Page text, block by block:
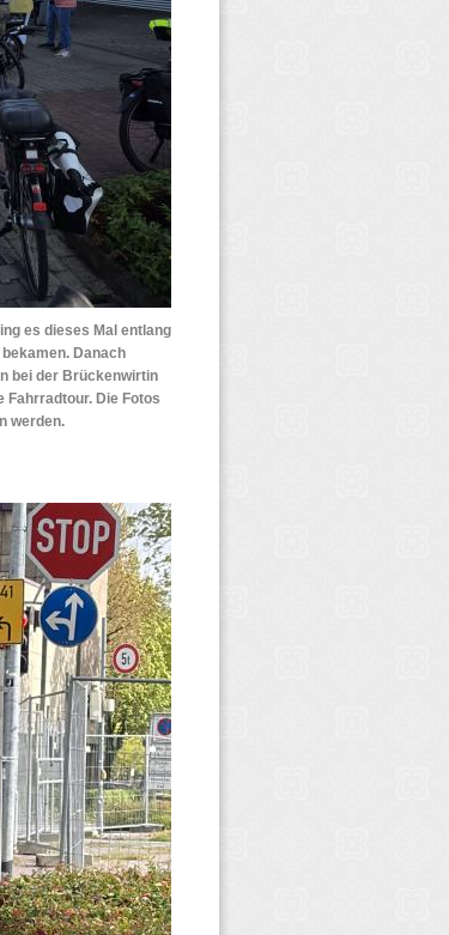
es dieses Mal entlang
Danach
bei der Brückenwirtin
Fahrradtour. Die Fotos
werden.